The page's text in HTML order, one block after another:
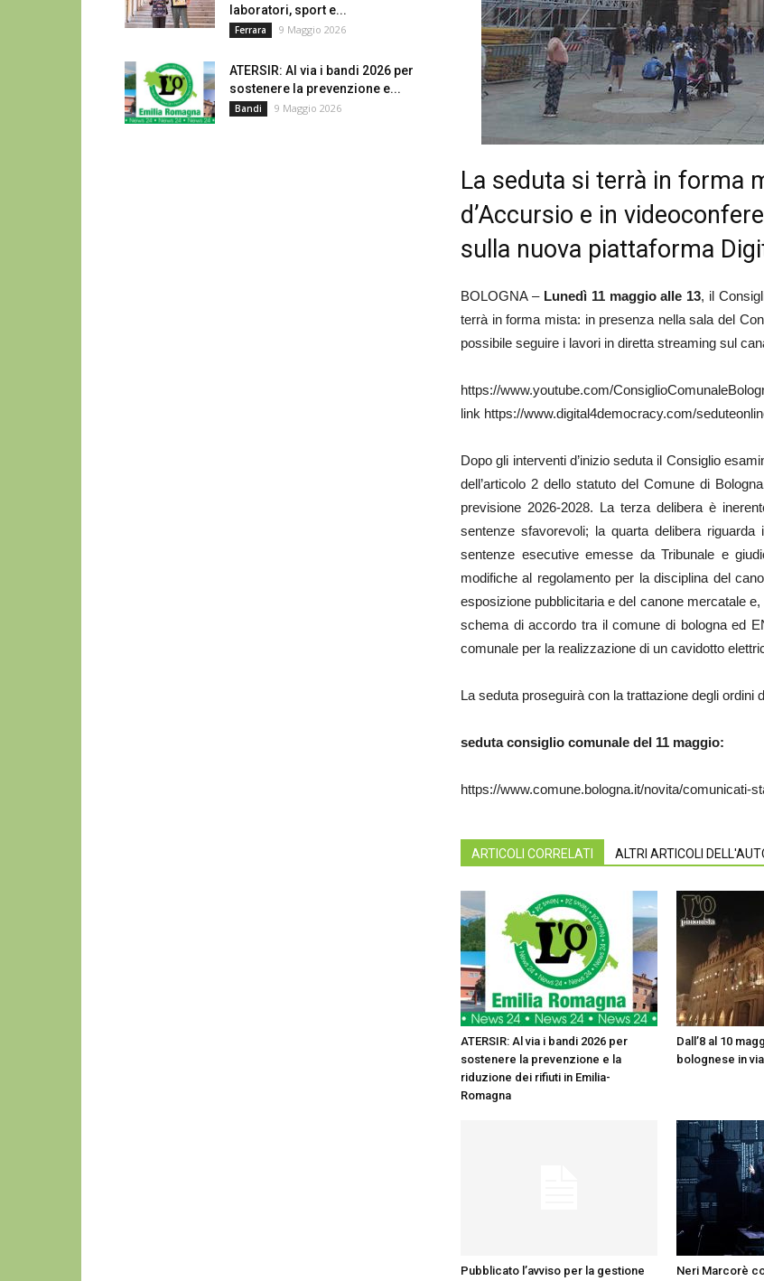
La seduta si terrà in forma
d’Accursio e in
sulla nuova piattaforma
BOLOGNA –Lunedì 11 maggio alle 13, il
terrà in forma mista: in presenza nella sala del
possibile seguire i lavori in diretta streaming sul
https://www.youtube.com/
link https://www.digital4democracy.com/
Dopo gli interventi d’inizio seduta il Consiglio
dell’articolo 2 dello statuto del Comune di
previsione 2026-2028. La terza delibera è
sentenze sfavorevoli; la quarta delibera
sentenze esecutive emesse da Tribunale e
modifiche al regolamento per la disciplina del
esposizione pubblicitaria e del canone mercatale
schema di accordo tra il comune di bologna ed
comunale per la realizzazione di un cavidotto
La seduta proseguirà con la trattazione degli ordini
seduta consiglio comunale del 11 maggio:
https://www.comune.bologna.it/novita/comunicati-
ARTICOLI CORRELATI ALTRI ARTICOLI
ATERSIR: Al via i bandi 2026 per
sostenere la prevenzione e la
riduzione dei rifiuti in Emilia-
Romagna
Dall’8 al 10
bolognese in
Pubblicato l’avviso per la gestione Neri Marcorè
laboratori, sport e...
Ferrara 9 Maggio 2026
ATERSIR: Al via i bandi 2026 per
sostenere la prevenzione e...
Bandi 9 Maggio 2026